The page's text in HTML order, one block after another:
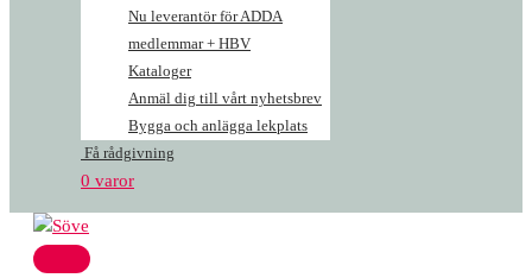
Nu leverantör för ADDA
medlemmar + HBV
Kataloger
Anmäl dig till vårt nyhetsbrev
Bygga och anlägga lekplats
Få rådgivning
0 varor